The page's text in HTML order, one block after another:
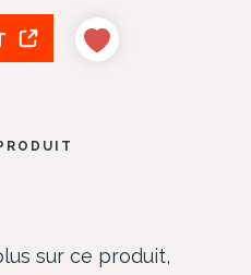
sur ce produit,